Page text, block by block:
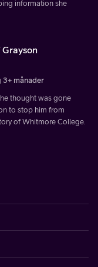
information she
3+ månader
thought was gone
to stop him from
of Whitmore College.